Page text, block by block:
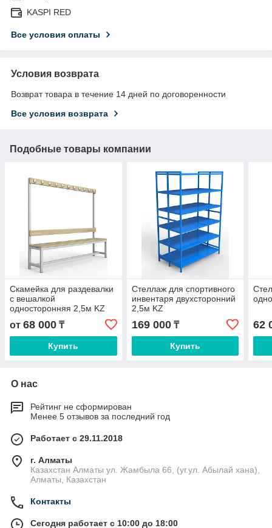
KASPI RED
Все условия оплаты
Условия возврата
Возврат товара в течение 14 дней по договоренности
Все условия возврата
Подобные товары компании
Скамейка для раздевалки
c вешалкой
односторонняя 2,5м KZ
от 68 000 ₸
Купить
Стеллаж для спортивного
инвентаря двухсторонний
2,5м KZ
169 000₸
Купить
62
О нас
Рейтинг не сформирован
Менее 5 отзывов за последний год
Работает с 29.11.2018
г. Алматы
Казахстан Алматы ул. Жамбыла 66, (уг.ул. Абылай хана),
Алматы, Казахстан
Контакты
Сегодня работает с 10:00 до 18:00